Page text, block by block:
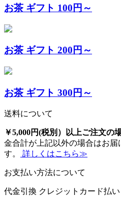
お茶 ギフト 100円～
お茶 ギフト 200円～
お茶 ギフト 300円～
送料について
￥5,000円(税別）以上ご注文の
金合計が上記以外の場合はお届
す。
詳しくはこちら≫
お支払い方法について
代金引換 クレジットカード払い